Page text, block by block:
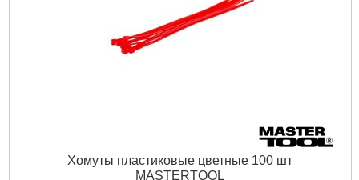
Хомуты пластиковые цветные 100 шт
MASTERTOOL